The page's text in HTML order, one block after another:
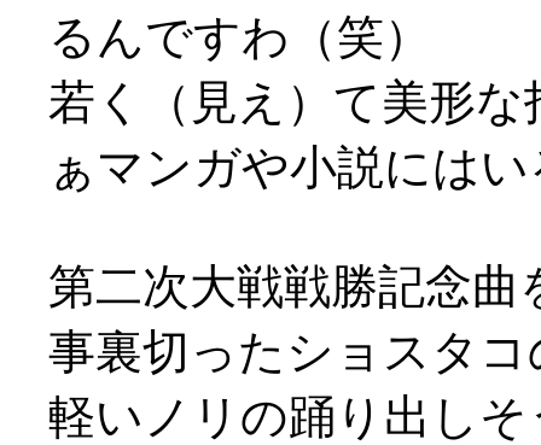
るんですわ（笑）
若く（見え）て美形
ぁマンガや小説には
第二次大戦戦勝記念
事裏切ったショスタコ
軽いノリの踊り出し